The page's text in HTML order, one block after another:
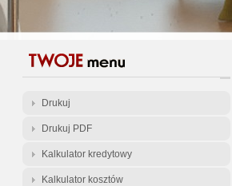
Gwarancja Zwrotu
Gratis - Przedwstępna
Drukuj
Drukuj PDF
Kalkulator kredytowy
Kalkulator kosztów